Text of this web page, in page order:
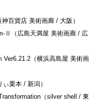
百貨店 美術画廊 / 大阪）
Ⅱ（広島天満屋 美術画廊 / 広
（横浜高島屋 美術画
栗本 / 新潟）
（silver shell / 東